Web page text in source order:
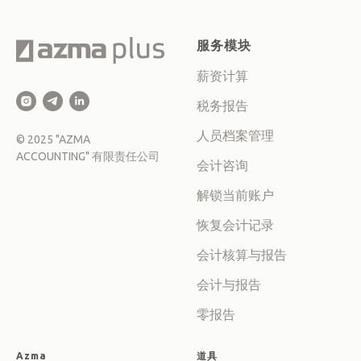
© 2025 "AZMA
ACCOUNTING" 有限责任公司
服务模块
薪资计算
税务报告
人员档案管理
会计咨询
解锁当前账户
恢复会计记录
会计核算与报告
会计与报告
零报告
Azma 道具